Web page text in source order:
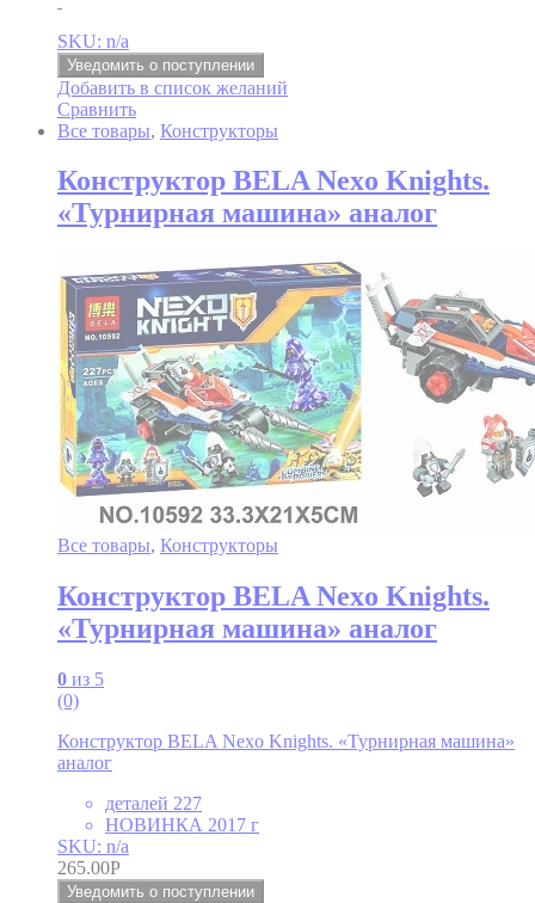
SKU: n/a
Уведомить о поступлении
Добавить в список желаний
Сравнить
Все товары, Конструкторы
Конструктор BELA Nexo Knights.
«Турнирная машина» аналог
Все товары, Конструкторы
Конструктор BELA Nexo Knights.
«Турнирная машина» аналог
0 из 5
(0)
Конструктор BELA Nexo Knights. «Турнирная машина»
аналог
деталей 227
НОВИНКА 2017 г
SKU: n/a
265.00Р
Уведомить о поступлении